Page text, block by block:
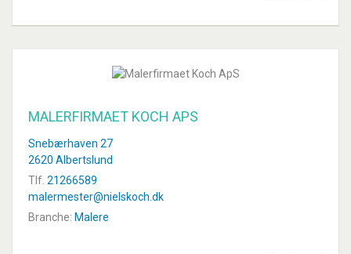
MALERFIRMAET KOCH APS
Snebærhaven 27
2620 Albertslund
Tlf. 21266589
malermester@nielskoch.dk
Branche: Malere